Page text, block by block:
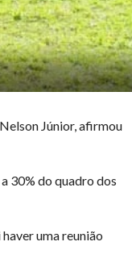
Júnior, afirmou
30% do quadro dos
uma reunião